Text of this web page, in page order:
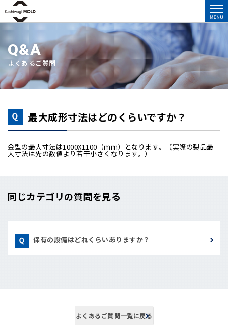
Q&A
よくあるご質問
最大成形寸法はどのくらいですか？
金型の最大寸法は1000X1100（ｍｍ）となります。（実際の製品最
大寸法は先の数値より若干小さくなります。）
同じカテゴリの質問を見る
保有の設備はどれくらいありますか？
よくあるご質問一覧に戻る